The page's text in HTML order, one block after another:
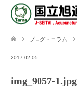
ブログ・コラム
2017.02.05
img_9057-1.jpg